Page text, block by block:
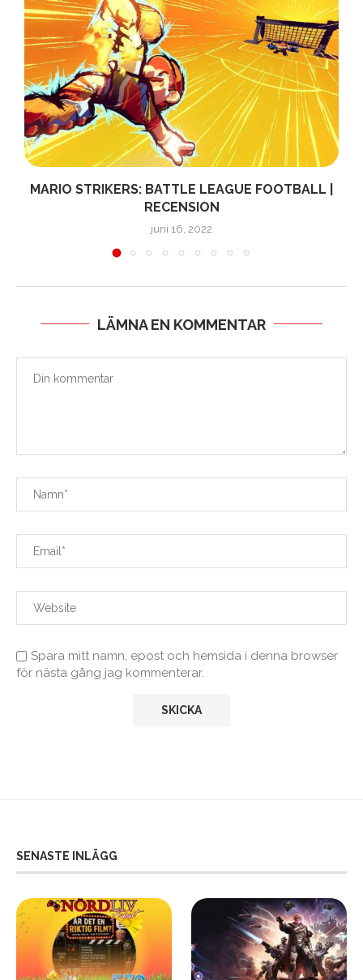
MARIO STRIKERS: BATTLE LEAGUE FOOTBALL |
RECENSION
juni 16, 2022
LÄMNA EN KOMMENTAR
Spara mitt namn, epost och hemsida i denna browser
för nästa gång jag kommenterar.
SENASTE INLÄGG